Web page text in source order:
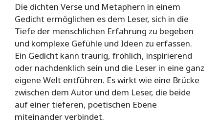
Die dichten Verse und Metaphern in einem
Gedicht ermöglichen es dem Leser, sich in die
Tiefe der menschlichen Erfahrung zu begeben
und komplexe Gefühle und Ideen zu erfassen.
Ein Gedicht kann traurig, fröhlich, inspirierend
oder nachdenklich sein und die Leser in eine ganz
eigene Welt entführen. Es wirkt wie eine Brücke
zwischen dem Autor und dem Leser, die beide
auf einer tieferen, poetischen Ebene
miteinander verbindet.